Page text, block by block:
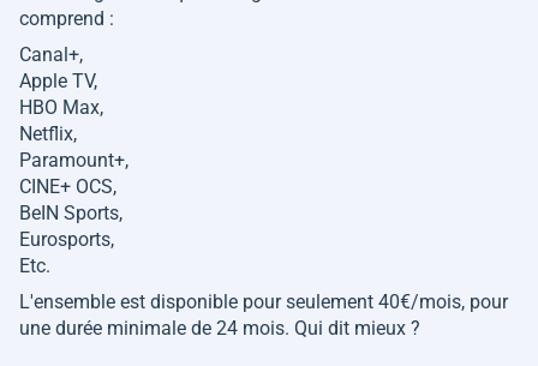
comprend :
Canal+,
Apple TV,
HBO Max,
Netflix,
Paramount+,
CINE+ OCS,
BeIN Sports,
Eurosports,
Etc.
L'ensemble est disponible pour seulement 40€/mois, pour
une durée minimale de 24 mois. Qui dit mieux ?